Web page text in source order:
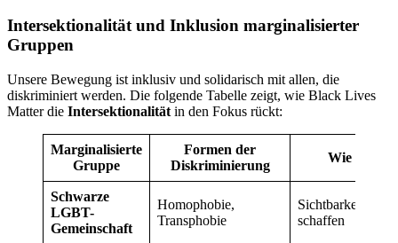
Intersektionalität und Inklusion marginalisierter
Gruppen
Unsere Bewegung ist inklusiv und solidarisch mit allen, die
diskriminiert werden. Die folgende Tabelle zeigt, wie Black Lives
Matter die Intersektionalität in den Fokus rückt:
Marginalisierte
Gruppe
Formen der
Diskriminierung
Wie BLM
Schwarze
LGBT-
Gemeinschaft
Homophobie,
Transphobie
Sichtbarkeit
schaffen